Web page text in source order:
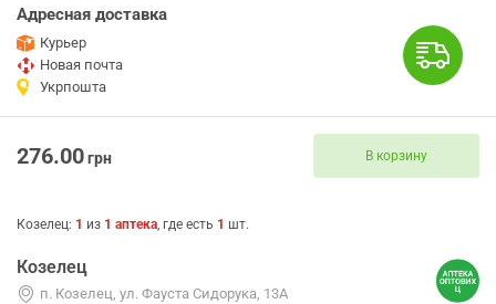
Адресная доставка
Курьер
Новая почта
Укрпошта
276.00грн В корзину
Козелец: 1 из 1 аптека, где есть 1 шт.
Козелец
п. Козелец, ул. Фауста Сидорука, 13А